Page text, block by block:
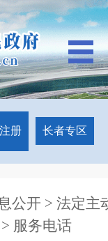
注册 长者专区
公开 > 法定主
> 服务电话